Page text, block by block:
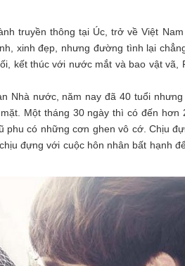
truyền thông tại Úc, trở về Việt
xinh đẹp, nhưng đường tình lại
kết thúc với nước mắt và bao vật vã,
Nhà nước, năm nay đã 40 tuổi
Một tháng 30 ngày thì có đến hơn
có những cơn ghen vô cớ. Chịu
đựng với cuộc hôn nhân bất hạnh